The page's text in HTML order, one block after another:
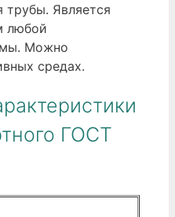
трубы. Является
любой
Можно
средах.
ГОСТ